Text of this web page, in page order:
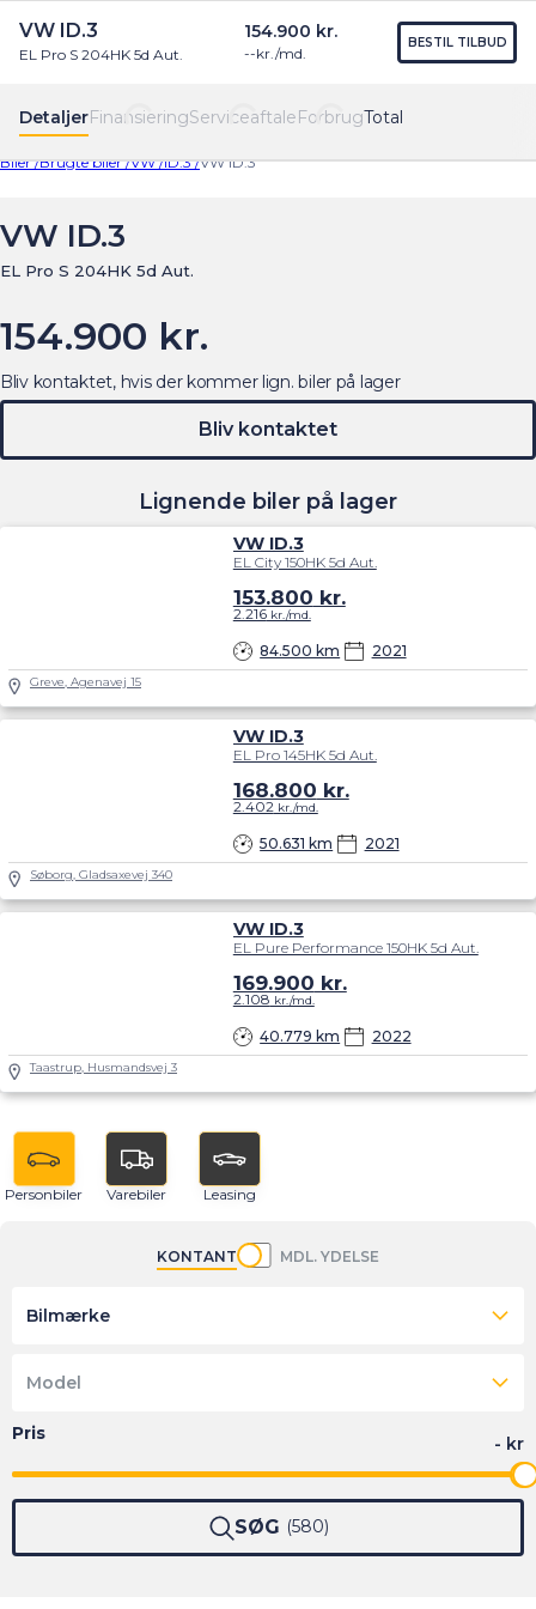
Find os Menu
DetaljerFinansieringServiceaftaleForbrugTotal
VW ID.3
EL Pro S 204HK 5d Aut.
154.900 kr.
--kr./md.
BESTIL TILBUD
Biler /Brugte biler /VW /ID.3 /VW ID.3
VW ID.3
EL Pro S 204HK 5d Aut.
154.900 kr.
Lignende biler på lager
VW ID.3
EL City 150HK 5d Aut.
84.500 km 2021
153.800 kr.
2.216kr./md.
Greve, Agenavej 15
VW ID.3
EL Pro 145HK 5d Aut.
50.631 km 2021
168.800 kr.
2.402kr./md.
Søborg, Gladsaxevej 340
VW ID.3
EL Pure Performance 150HK 5d Aut.
40.779 km 2022
169.900 kr.
2.108 kr./md.
Taastrup, Husmandsvej 3
Bliv kontaktet, hvis der kommer lign. biler på lager
Bliv kontaktet
Personbiler Varebiler Leasing
KONTANT MDL. YDELSE
Bilmærke
Model
SØG 580